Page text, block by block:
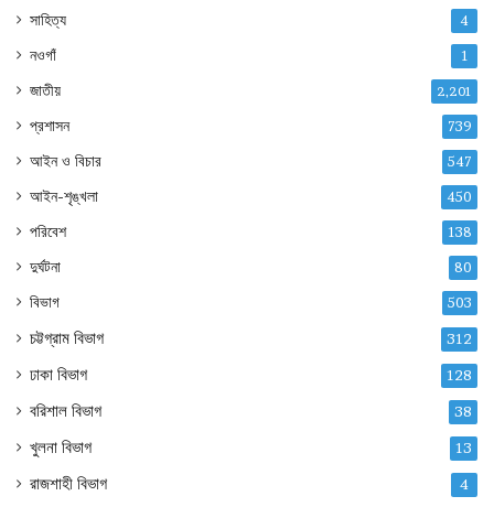
সাহিত্য 4
নওগাঁ 1
জাতীয় 2,201
প্রশাসন 739
আইন ও বিচার 547
আইন-শৃঙ্খলা 450
পরিবেশ 138
দুর্ঘটনা 80
বিভাগ 503
চট্টগ্রাম বিভাগ 312
ঢাকা বিভাগ 128
বরিশাল বিভাগ 38
খুলনা বিভাগ 13
রাজশাহী বিভাগ 4